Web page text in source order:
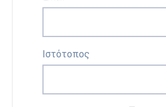
Ιστότοπος